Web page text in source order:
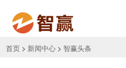
首页 > 新闻中心 > 智赢头条